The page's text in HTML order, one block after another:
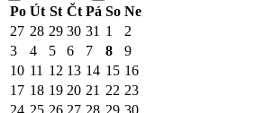
Po Út St Čt Pá So Ne
27 28 29 30 31 1
2
3
4 5 6 7 8
9
10 11 12 13 14 15 16
17 18 19 20 21 22 23